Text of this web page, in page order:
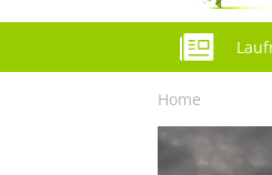
Home